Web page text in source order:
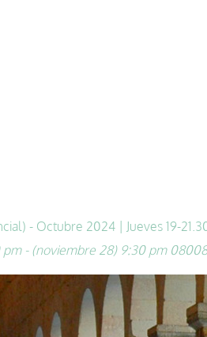
- Octubre 2024 | Jueves 19-
pm - (noviembre 28) 9:30 pm